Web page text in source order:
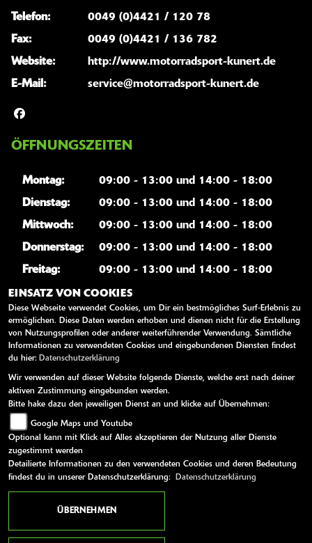
Telefon:
0049 (0)4421 / 120 78
Fax:
0049 (0)4421 / 136 782
Website:
http://www.motorradsport-kunert.de
E-Mail:
service@motorradsport-kunert.de
ÖFFNUNGSZEITEN
Montag:
09:00 - 13:00 und 14:00 - 18:00
Dienstag:
09:00 - 13:00 und 14:00 - 18:00
Mittwoch:
09:00 - 13:00 und 14:00 - 18:00
Donnerstag:
09:00 - 13:00 und 14:00 - 18:00
Freitag:
09:00 - 13:00 und 14:00 - 18:00
Samstag:
10:00 - 13:00
Sonntag:
geschlossen
WEITERE LINKS
Kawasaki News
Kawasaki Handbücher
Kawasaki Bekleidung
Kawasaki Merchandise
AGB Impressum Datenschutz Disclaimer
EINSATZ VON COOKIES
Diese Webseite verwendet Cookies, um Dir ein bestmögliches Surf-Erlebnis zu
ermöglichen. Diese Daten werden erhoben und dienen nicht für die Erstellung
von Nutzungsprofilen oder anderer weiterführender Verwendung. Sämtliche
Informationen zu verwendeten Cookies und eingebundenen Diensten findest
du hier: Datenschutzerklärung
Wir verwenden auf dieser Website folgende Dienste, welche erst nach deiner
aktiven Zustimmung eingebunden werden.
Bitte hake dazu den jeweiligen Dienst an und klicke auf Übernehmen:
Google Maps und Youtube
Optional kann mit Klick auf Alles akzeptieren der Nutzung aller Dienste
zugestimmt werden
Detailierte Informationen zu den verwendeten Cookies und deren Bedeutung
findest du in unserer Datenschutzerklärung:
Datenschutzerklärung
ÜBERNEHMEN